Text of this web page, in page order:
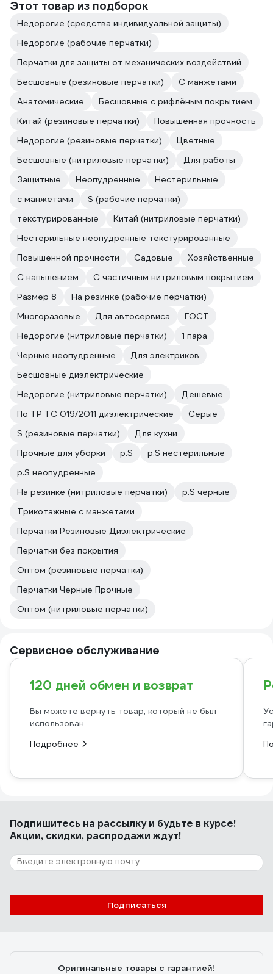
Этот товар из подборок
Недорогие (средства индивидуальной защиты)
Недорогие (рабочие перчатки)
Перчатки для защиты от механических воздействий
Бесшовные (резиновые перчатки)
С манжетами
Анатомические
Бесшовные с рифлёным покрытием
Китай (резиновые перчатки)
Повышенная прочность
Недорогие (резиновые перчатки)
Цветные
Бесшовные (нитриловые перчатки)
Для работы
Защитные
Неопудренные
Нестерильные
с манжетами
S (рабочие перчатки)
текстурированные
Китай (нитриловые перчатки)
Нестерильные неопудренные текстурированные
Повышенной прочности
Садовые
Хозяйственные
С напылением
С частичным нитриловым покрытием
Размер 8
На резинке (рабочие перчатки)
Многоразовые
Для автосервиса
ГОСТ
Недорогие (нитриловые перчатки)
1 пара
Черные неопудренные
Для электриков
Бесшовные диэлектрические
Недорогие (нитриловые перчатки)
Дешевые
По ТР ТС 019/2011 диэлектрические
Серые
S (резиновые перчатки)
Для кухни
Прочные для уборки
р.S
р.S нестерильные
р.S неопудренные
На резинке (нитриловые перчатки)
р.S черные
Трикотажные с манжетами
Перчатки Резиновые Диэлектрические
Перчатки без покрытия
Оптом (резиновые перчатки)
Перчатки Черные Прочные
Оптом (нитриловые перчатки)
Сервисное обслуживание
120 дней обмен и возврат
Вы можете вернуть товар, который не был
использован
Подробнее
Подпишитесь на рассылкуи будьте в курсе!
Акции, скидки, распродажи ждут!
Подписаться
Оригинальные товары с гарантией!